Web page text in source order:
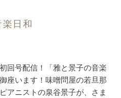
日和
回号配信！「雅と景子の音楽
座います！味噌問屋の若旦那
アニストの泉谷景子が、さま